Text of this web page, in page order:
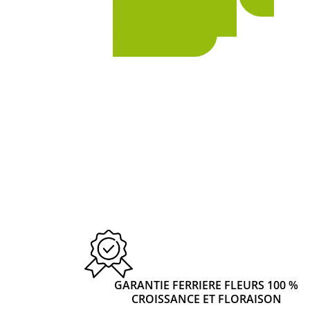
GARANTIE FERRIERE FLEURS 100 %
CROISSANCE ET FLORAISON